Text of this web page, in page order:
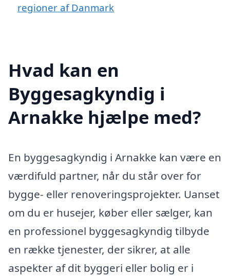
regioner af Danmark
Hvad kan en
Byggesagkyndig i
Arnakke hjælpe med?
En byggesagkyndig i Arnakke kan være en
værdifuld partner, når du står over for
bygge- eller renoveringsprojekter. Uanset
om du er husejer, køber eller sælger, kan
en professionel byggesagkyndig tilbyde
en række tjenester, der sikrer, at alle
aspekter af dit byggeri eller bolig er i